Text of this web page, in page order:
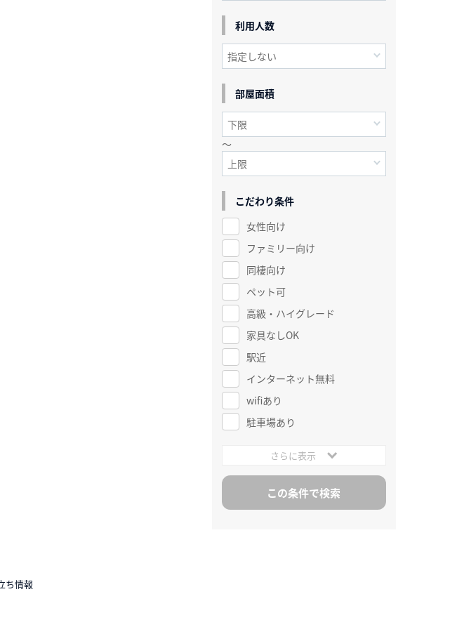
利用人数
部屋面積
～
こだわり条件
女性向け
ファミリー向け
同棲向け
ペット可
高級・ハイグレード
家具なしOK
駅近
インターネット無料
wifiあり
駐車場あり
さらに表示
ち情報